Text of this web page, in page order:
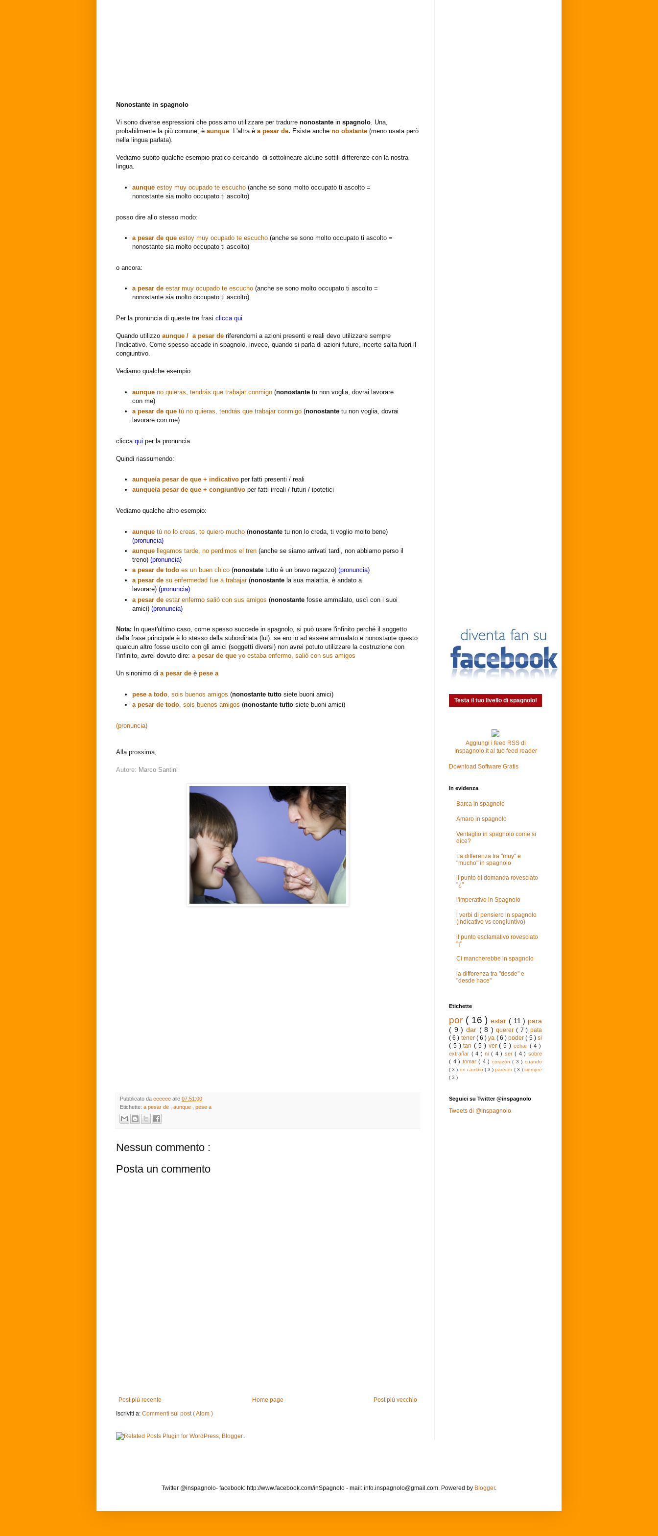
Nonostante in spagnolo
Vi sono diverse espressioni che possiamo utilizzare per tradurre nonostante in spagnolo. Una,
probabilmente la più comune, è aunque. L'altra è a pesar de. Esiste anche no obstante (meno usata però
nella lingua parlata).
Vediamo subito qualche esempio pratico cercando di sottolineare alcune sottili differenze con la nostra
lingua.
aunque estoy muy ocupado te escucho (anche se sono molto occupato ti ascolto =
nonostante sia molto occupato ti ascolto)
posso dire allo stesso modo:
a pesar de que estoy muy ocupado te escucho (anche se sono molto occupato ti ascolto =
nonostante sia molto occupato ti ascolto)
o ancora:
a pesar de estar muy ocupado te escucho (anche se sono molto occupato ti ascolto =
nonostante sia molto occupato ti ascolto)
Per la pronuncia di queste tre frasi clicca qui
Quando utilizzo aunque / a pesar de riferendomi a azioni presenti e reali devo utilizzare sempre
l'indicativo. Come spesso accade in spagnolo, invece, quando si parla di azioni future, incerte salta fuori il
congiuntivo.
Vediamo qualche esempio:
aunque no quieras, tendrás que trabajar conmigo (nonostante tu non voglia, dovrai lavorare
con me)
a pesar de que tú no quieras, tendrás que trabajar conmigo (nonostante tu non voglia, dovrai
lavorare con me)
clicca qui per la pronuncia
Quindi riassumendo:
aunque/a pesar de que + indicativo per fatti presenti / reali
aunque/a pesar de que + congiuntivo per fatti irreali / futuri / ipotetici
Vediamo qualche altro esempio:
aunque tú no lo creas, te quiero mucho (nonostante tu non lo creda, ti voglio molto bene)
(pronuncia)
aunque
llegamos tarde, no perdimos el tren (anche se siamo arrivati tardi, non abbiamo perso il
treno) (pronuncia)
a pesar de todo es un buen chico (nonostate tutto è un bravo ragazzo) (pronuncia)
a pesar de su enfermedad fue a trabajar(nonostante la sua malattia, è andato a
lavorare) (pronuncia)
a pesar de estar enfermo salió con sus amigos (nonostante fosse ammalato, uscì con i suoi
amici) (pronuncia)
Nota: In quest'ultimo caso, come spesso succede in spagnolo, si può usare l'infinito perché il soggetto
della frase principale è lo stesso della subordinata (lui): se ero io ad essere ammalato e nonostante questo
qualcun altro fosse uscito con gli amici (soggetti diversi) non avrei potuto utilizzare la costruzione con
l'infinito, avrei dovuto dire: a pesar de que yo estaba enfermo, salió con sus amigos
Un sinonimo di a pesar de è pese a
pese a todo , sois buenos amigos (nonostante tutto siete buoni amici)
a pesar de todo, sois buenos amigos (nonostante tutto siete buoni amici)
(pronuncia)
Alla prossima,
Autore: Marco Santini
Pubblicato da eeeeee alle 07:51:00
Etichette: a pesar de aunque pese a
Nessun commento :
Posta un commento
Post più recente Post più vecchio
Home page
Iscriviti a: Commenti sul post ( Atom )
Testa il tuo livello di spagnolo!
Aggiungi i feed RSS di
Inspagnolo.it al tuo feed reader
Download Software Gratis
In evidenza
Barca in spagnolo
Amaro in spagnolo
Ventaglio in spagnolo come si
dice?
La differenza tra "muy" e
"mucho" in spagnolo
il punto di domanda rovesciato
"¿"
l'imperativo in Spagnolo
i verbi di pensiero in spagnolo
(indicativo vs congiuntivo)
il punto esclamativo rovesciato
"¡"
Ci mancherebbe in spagnolo
la differenza tra "desde" e
"desde hace"
Etichette
por ( 16 ) estar ( 11 ) para
( 9 ) dar ( 8 )querer( 7 )pata
( 6 ) tener ( 6 )ya ( 6 )poder( 5 )si
( 5 )tan( 5 ) ver( 5 ) echar ( 4 )
extrañar ( 4 )ni ( 4 ) ser( 4 )sobre
( 4 ) tomar( 4 ) corazón( 3 )cuando
( 3 ) en cambio ( 3 )parecer ( 3 )siempre
( 3 )
Seguici su Twitter @inspagnolo
Tweets di @inspagnolo
Twitter @inspagnolo- facebook: http://www.facebook.com/inSpagnolo - mail: info.inspagnolo@gmail.com. Powered by Blogger.